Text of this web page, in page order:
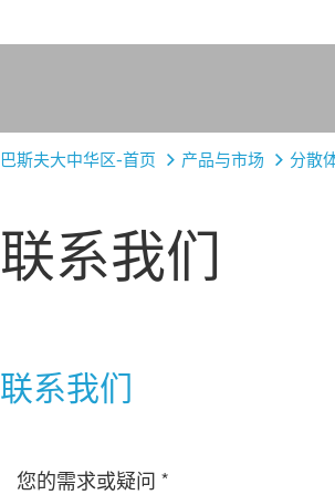
巴斯夫大中华区-首页 产品与市场 分散
联系我们
联系我们
您的需求或疑问 *